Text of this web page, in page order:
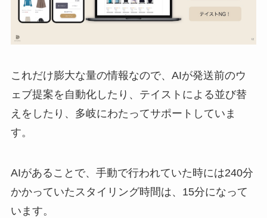
これだけ膨大な量の情報なので、AIが発送前のウ
ェブ提案を自動化したり、テイストによる並び替
えをしたり、多岐にわたってサポートしていま
す。
AIがあることで、手動で行われていた時には240分
かかっていたスタイリング時間は、15分になって
います。